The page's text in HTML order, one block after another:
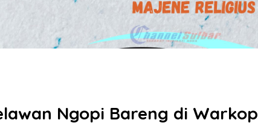
Ngopi Bareng di Warkop